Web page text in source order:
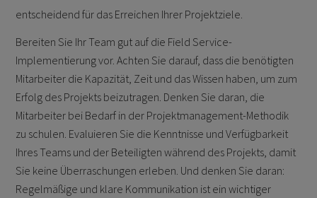
entscheidend für das Erreichen Ihrer Projektziele.
Bereiten Sie Ihr Team gut auf die Field Service-
Implementierung vor. Achten Sie darauf, dass die benötigten
Mitarbeiter die Kapazität, Zeit und das Wissen haben, um zum
Erfolg des Projekts beizutragen. Denken Sie daran, die
Mitarbeiter bei Bedarf in der Projektmanagement-Methodik
zu schulen. Evaluieren Sie die Kenntnisse und Verfügbarkeit
Ihres Teams und der Beteiligten während des Projekts, damit
Sie keine Überraschungen erleben. Und denken Sie daran:
Regelmäßige und klare Kommunikation ist ein wichtiger